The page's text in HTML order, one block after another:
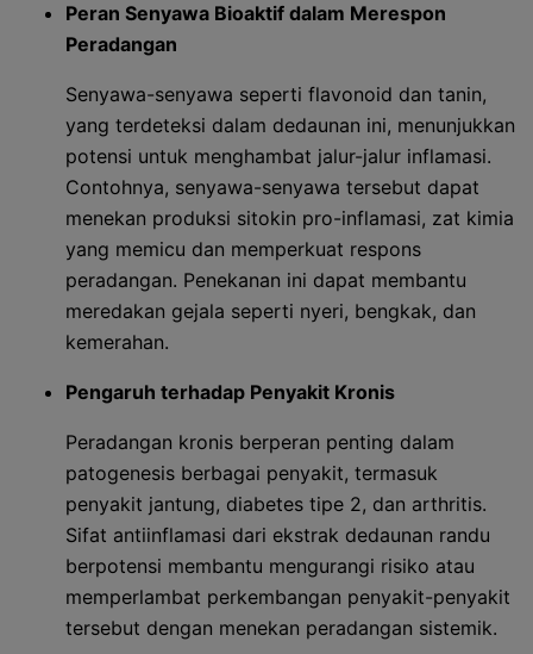
Peran Senyawa Bioaktif dalam Merespon
Peradangan
Senyawa-senyawa seperti flavonoid dan tanin,
yang terdeteksi dalam dedaunan ini, menunjukkan
potensi untuk menghambat jalur-jalur inflamasi.
Contohnya, senyawa-senyawa tersebut dapat
menekan produksi sitokin pro-inflamasi, zat kimia
yang memicu dan memperkuat respons
peradangan. Penekanan ini dapat membantu
meredakan gejala seperti nyeri, bengkak, dan
kemerahan.
Pengaruh terhadap Penyakit Kronis
Peradangan kronis berperan penting dalam
patogenesis berbagai penyakit, termasuk
penyakit jantung, diabetes tipe 2, dan arthritis.
Sifat antiinflamasi dari ekstrak dedaunan randu
berpotensi membantu mengurangi risiko atau
memperlambat perkembangan penyakit-penyakit
tersebut dengan menekan peradangan sistemik.